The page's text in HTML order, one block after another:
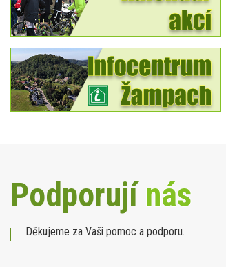
Podporujínás
Děkujeme za Vaši pomoc a podporu.